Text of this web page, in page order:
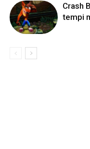
Crash
tempi